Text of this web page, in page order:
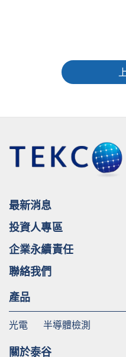
最新消息
投資人專區
企業永續責任
聯絡我們
產品
光電 半導體檢測
關於泰谷